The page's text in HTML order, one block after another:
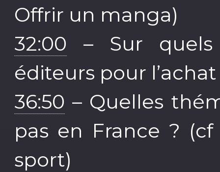
Offrir un manga)
32:00 – Sur quels
éditeurs pour
36:50 – Quelles
pas en France ?
sport)